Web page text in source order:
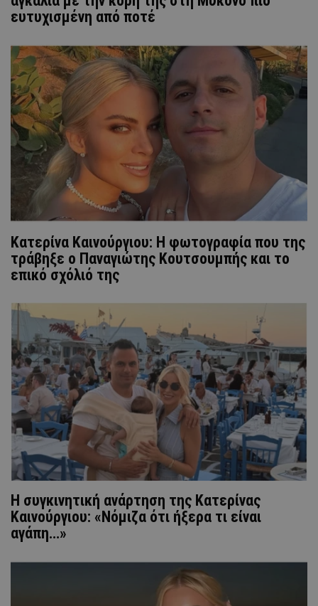
ευτυχισμένη από ποτέ
Κατερίνα Καινούργιου: Η φωτογραφία που της
τράβηξε ο Παναγιώτης Κουτσουμπής και το
επικό σχόλιό της
H συγκινητική ανάρτηση της Κατερίνας
Καινούργιου: «Νόμιζα ότι ήξερα τι είναι
αγάπη…»